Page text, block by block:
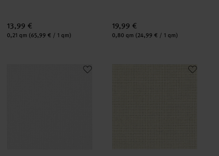
13,99 €
Inhalt:
0,21 qm (65,99 € / 1 qm)
19,99 €
Inhalt:
0,80 qm (24,99 € / 1 qm)
Zählstoff Aida weiß 6,4 Stiche/cm 160cmZählstoff Aida creme 5,4